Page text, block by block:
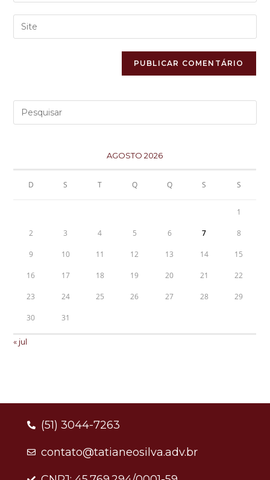
AGOSTO 2026
D S T Q Q S S
1
2 3 4 5 6 7 8
9 10 11 12 13 14 15
16 17 18 19 20 21 22
23 24 25 26 27 28 29
30 31
« jul
(51) 3044-7263
contato@tatianeosilva.adv.br